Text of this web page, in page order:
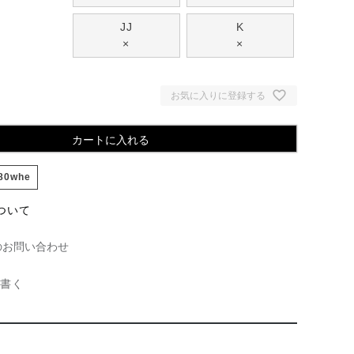
JJ
×
K
×
お気に入りに登録する
カートに入れる
いて
問い合わせ
く